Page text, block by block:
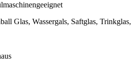
Glas, Wassergals, Saftglas, Trinkglas,